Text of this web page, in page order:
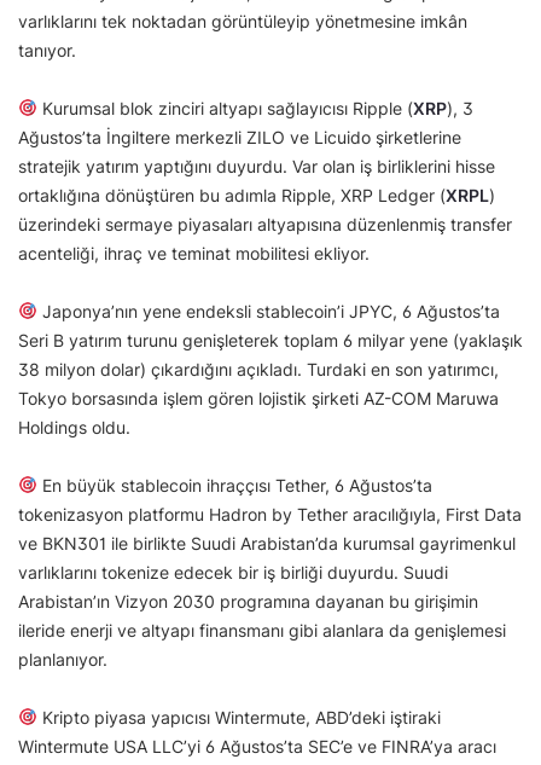
varlıklarını tek noktadan görüntüleyip yönetmesine imkân
tanıyor.
Kurumsal blok zinciri altyapı sağlayıcısı Ripple (XRP), 3
Ağustos’ta İngiltere merkezli ZILO ve Licuido şirketlerine
stratejik yatırım yaptığını duyurdu. Var olan iş birliklerini hisse
ortaklığına dönüştüren bu adımla Ripple, XRP Ledger (XRPL)
üzerindeki sermaye piyasaları altyapısına düzenlenmiş transfer
acenteliği, ihraç ve teminat mobilitesi ekliyor.
Japonya’nın yene endeksli stablecoin’i JPYC, 6 Ağustos’ta
Seri B yatırım turunu genişleterek toplam 6 milyar yene (yaklaşık
38 milyon dolar) çıkardığını açıkladı. Turdaki en son yatırımcı,
Tokyo borsasında işlem gören lojistik şirketi AZ-COM Maruwa
Holdings oldu.
En büyük stablecoin ihraççısı Tether, 6 Ağustos’ta
tokenizasyon platformu Hadron by Tether aracılığıyla, First Data
ve BKN301 ile birlikte Suudi Arabistan’da kurumsal gayrimenkul
varlıklarını tokenize edecek bir iş birliği duyurdu. Suudi
Arabistan’ın Vizyon 2030 programına dayanan bu girişimin
ileride enerji ve altyapı finansmanı gibi alanlara da genişlemesi
planlanıyor.
Kripto piyasa yapıcısı Wintermute, ABD’deki iştiraki
Wintermute USA LLC’yi 6 Ağustos’ta SEC’e ve FINRA’ya aracı